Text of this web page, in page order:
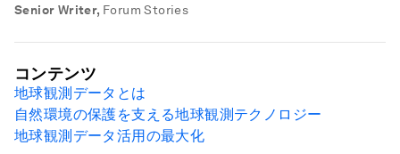
Senior Writer, Forum Stories
コンテンツ
地球観測データとは
自然環境の保護を支える地球観測テクノロジー
地球観測データ活用の最大化